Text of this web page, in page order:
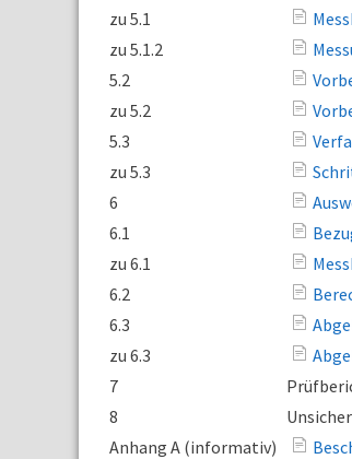
zu 5.1
zu 5.1.2
5.2
zu 5.2
5.3
zu 5.3
6
6.1
zu 6.1
6.2
6.3
zu 6.3
7
8
Anhang A (informativ)